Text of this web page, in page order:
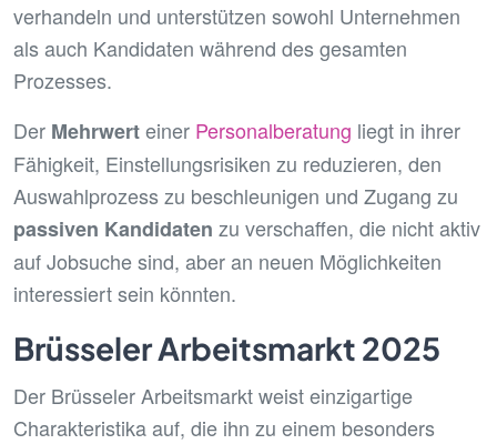
verhandeln und unterstützen sowohl Unternehmen
als auch Kandidaten während des gesamten
Prozesses.
Der Mehrwerteiner Personalberatung liegt in ihrer
Fähigkeit, Einstellungsrisiken zu reduzieren, den
Auswahlprozess zu beschleunigen und Zugang zu
passiven Kandidaten zu verschaffen, die nicht aktiv
auf Jobsuche sind, aber an neuen Möglichkeiten
interessiert sein könnten.
Brüsseler Arbeitsmarkt 2025
Der Brüsseler Arbeitsmarkt weist einzigartige
Charakteristika auf, die ihn zu einem besonders